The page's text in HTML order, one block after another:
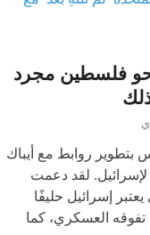
فلسطين مجرد
بتطوير روابط مع أيباك
لإسرائيل. لقد دعمت
يعتبر إسرائيل حليفًا
تفوقه العسكري، كما